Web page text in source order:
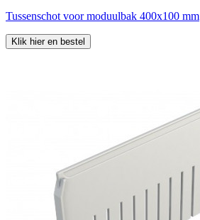
Tussenschot voor moduulbak 400x100 mm
Klik hier en bestel